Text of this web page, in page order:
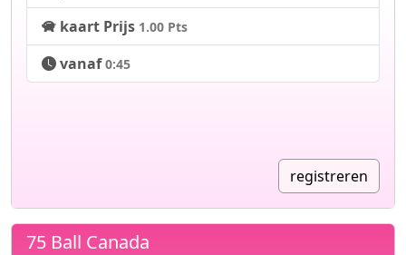
kaart Prijs 1.00 Pts
vanaf 0:45
registreren
75 Ball Canada